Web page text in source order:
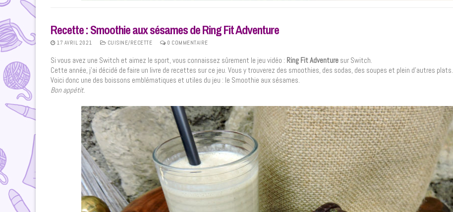
Recette : Smoothie aux sésames de Ring Fit Adventure
17 AVRIL 2021 CUISINE/RECETTE 0 COMMENTAIRE
Si vous avez une Switch et aimez le sport, vous connaissez sûrement le jeu vidéo : Ring Fit Adventure sur Switch.
Cette année, j’ai décidé de faire un livre de recettes sur ce jeu. Vous y trouverez des smoothies, des sodas, des soupes et plein d’autres plats.
Voici donc une des boissons emblématiques et utiles du jeu : le Smoothie aux sésames.
Bon appétit.